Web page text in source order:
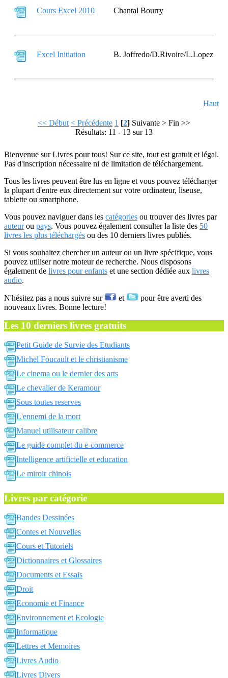
Cours Excel 2010 Chantal Bourry
Excel Initiation B. Joffredo/D.Rivoire/L.Lopez
Haut
<< Début < Précédente 1 [2] Suivante > Fin >>
Résultats: 11 - 13 sur 13
Bienvenue sur Livres pour tous! Sur ce site, tout est gratuit et légal.
Pas d'inscription nécessaire ni de limitation de téléchargement.
Tous les livres peuvent être lus en ligne et vous pouvez télécharger
la plupart d'entre eux directement sur votre ordinateur, liseuse,
tablette ou smartphone.
Vous pouvez naviguer dans les catégories ou trouver des livres par
auteurou pays. Vous pouvez également consulter la liste des 50
livres les plus téléchargés ou des 10 derniers livres publiés.
Si vous souhaitez chercher un auteur ou un livre spécifique, vous
pouvez utiliser notre moteur de recherche. Nous disposons
également de livres pour enfants et une section dédiée aux livres
audio.
N'hésitez pas a nous suivre sur et
pour être averti des
nouveaux livres. Bonne lecture!
Les 10 derniers livres gratuits
Petit Guide de Survie des Etudiants
Michel Foucault et le christianisme
Le cinema ou le dernier des arts
Le chevalier de Keramour
Sous toutes reserves
L'ennemi de la mort
Manuel utilisateur calibre
Le guide complet du e-commerce
Intelligence artificielle et education
Le miroir chinois
Livres par catégorie
Bandes Dessinées
Contes et Nouvelles
Cours et Tutoriels
Dictionnaires et Glossaires
Documents et Essais
Droit
Economie et Finance
Environnement et Ecologie
Informatique
Lettres et Memoires
Livres Audio
Livres Divers